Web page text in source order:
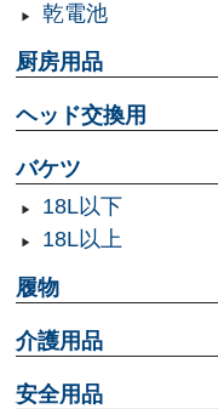
乾電池
厨房用品
ヘッド交換用
バケツ
18L以下
18L以上
履物
介護用品
安全用品